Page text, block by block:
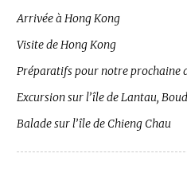
Arrivée à Hong Kong
Visite de Hong Kong
Préparatifs pour notre prochaine
Excursion sur l’île de Lantau,
Balade sur l’île de Chieng Chau